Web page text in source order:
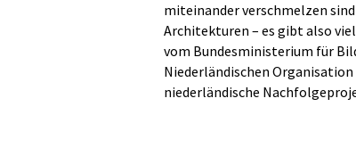
miteinander verschmelzen
Architekturen – es gibt also
vom Bundesministerium für
Niederländischen
niederländische